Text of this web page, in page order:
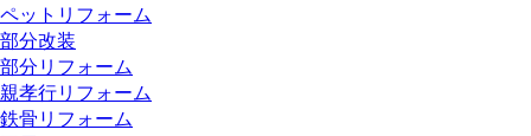
ペットリフォーム
部分改装
部分リフォーム
親孝行リフォーム
鉄骨リフォーム